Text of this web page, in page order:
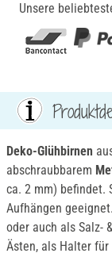
Unsere
Deko-Glühbirnen
abschraubbarem
ca. 2 mm) befindet.
Aufhängen
oder auch als Salz-
Ästen, als Halter